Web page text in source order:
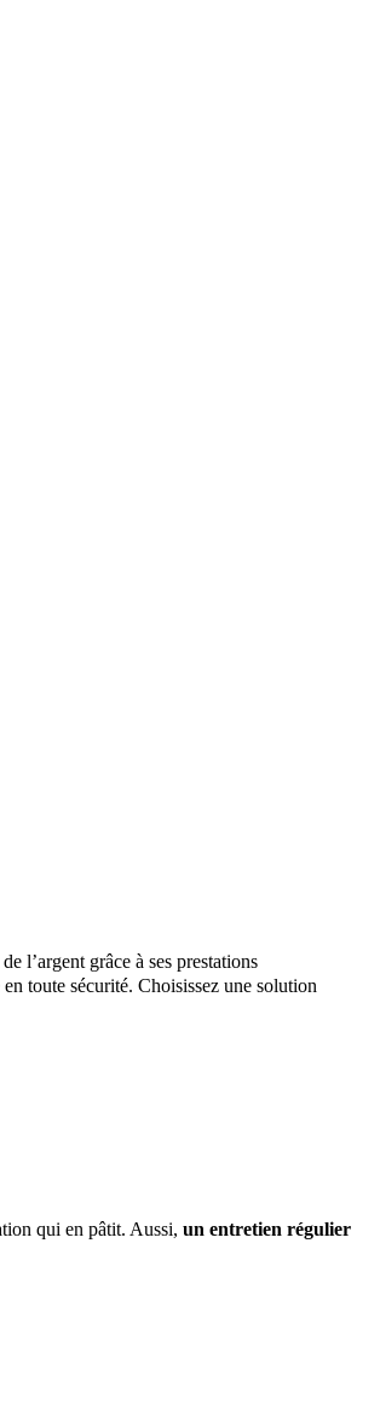
l’argent grâce à ses prestations
toute sécurité. Choisissez une solution
qui en pâtit. Aussi, un entretien régulier